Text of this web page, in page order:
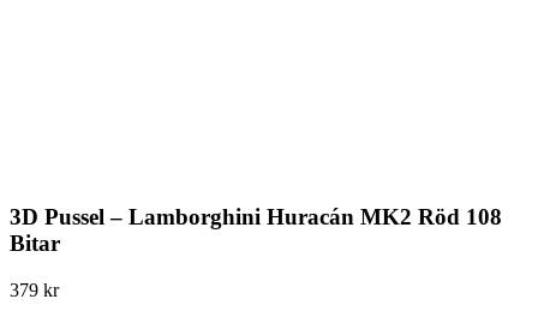
3D Pussel – Lamborghini Huracán MK2 Röd 108
Bitar
379 kr